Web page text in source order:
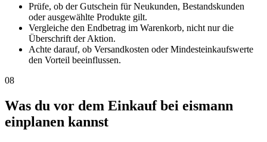
Prüfe, ob der Gutschein für Neukunden, Bestandskunden
oder ausgewählte Produkte gilt.
Vergleiche den Endbetrag im Warenkorb, nicht nur die
Überschrift der Aktion.
Achte darauf, ob Versandkosten oder Mindesteinkaufswerte
den Vorteil beeinflussen.
08
Was du vor dem Einkauf bei eismann
einplanen kannst